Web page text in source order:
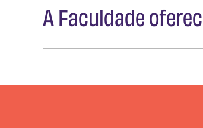
A Faculdade